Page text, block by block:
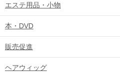
エステ用品・小物
本・DVD
販売促進
ヘアウィッグ